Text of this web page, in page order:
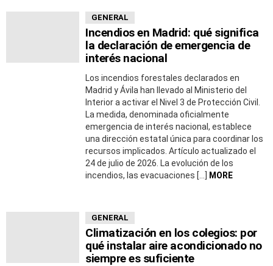
GENERAL
Incendios en Madrid: qué significa
la declaración de emergencia de
interés nacional
Los incendios forestales declarados en
Madrid y Ávila han llevado al Ministerio del
Interior a activar el Nivel 3 de Protección Civil.
La medida, denominada oficialmente
emergencia de interés nacional, establece
una dirección estatal única para coordinar los
recursos implicados. Artículo actualizado el
24 de julio de 2026. La evolución de los
incendios, las evacuaciones […]
MORE
GENERAL
Climatización en los colegios: por
qué instalar aire acondicionado no
siempre es suficiente